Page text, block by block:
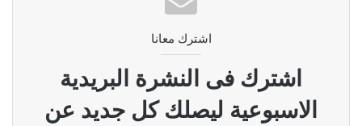
اشترك معانا
اشترك فى النشرة البريدية
الاسبوعية ليصلك كل جديد عن